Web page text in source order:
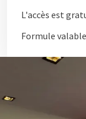
L'accès est
Formule